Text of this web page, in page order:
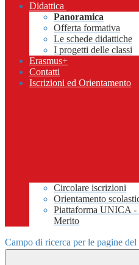
Didattica
Panoramica
Offerta formativa
Le schede didattiche
I progetti delle classi
Erasmus+
Contatti
Iscrizioni ed Orientamento
Circolare iscrizioni
Orientamento
Piattaforma UNICA -
Merito
Campo di ricerca per le pagine del